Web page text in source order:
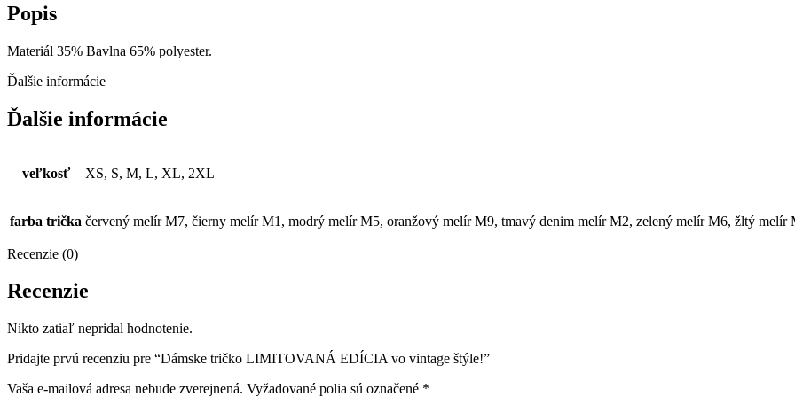
Popis
Materiál 35% Bavlna 65% polyester.
Ďalšie informácie
Ďalšie informácie
veľkosť XS, S, M, L, XL, 2XL
farba trička červený melír M7, čierny melír M1, modrý melír M5, oranžový melír M9, tmavý denim melír M2, zelený melír M6, žltý melír
Recenzie (0)
Recenzie
Nikto zatiaľ nepridal hodnotenie.
Pridajte prvú recenziu pre “Dámske tričko LIMITOVANÁ EDÍCIA vo vintage štýle!”
Vaša e-mailová adresa nebude zverejnená. Vyžadované polia sú označené *